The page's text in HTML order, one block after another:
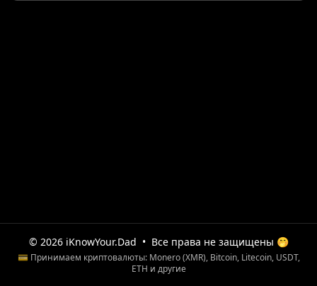
© 2026 iKnowYour.Dad • Все права не защищены 🤭
💳 Принимаем криптовалюты: Monero (XMR), Bitcoin, Litecoin, USDT,
ETH и другие